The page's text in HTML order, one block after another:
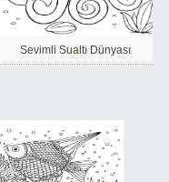
Sevimli Sualtı Dünyası